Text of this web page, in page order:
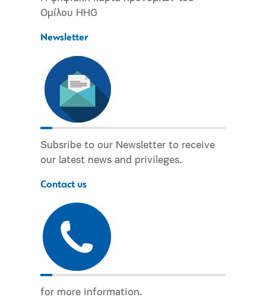
Ομίλου HHG
Newsletter
Subsribe to our Newsletter to receive
our latest news and privileges.
Contact us
for more information.